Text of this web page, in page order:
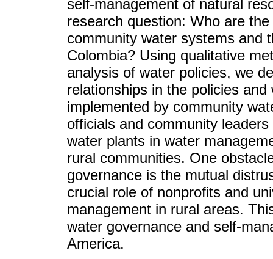
self-management of natural
research question: Who are
community water systems and
Colombia? Using qualitative
analysis of water policies, we
relationships in the policies
implemented by community
officials and community
water plants in water
rural communities. One
governance is the mutual
crucial role of nonprofits and
management in rural areas.
water governance and self-
America.